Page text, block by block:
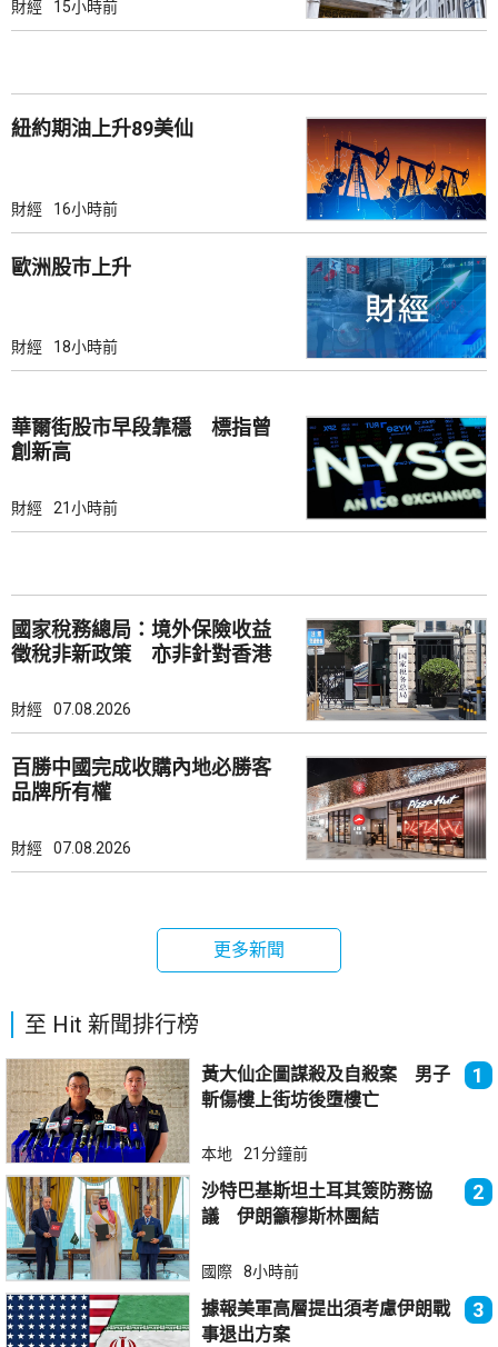
財經 15小時前
紐約期油上升89美仙
財經 16小時前
歐洲股巿上升
財經 18小時前
華爾街股市早段靠穩 標指曾
創新高
財經 21小時前
國家稅務總局：境外保險收益
徵稅非新政策 亦非針對香港
財經 07.08.2026
百勝中國完成收購內地必勝客
品牌所有權
財經 07.08.2026
更多新聞
至 Hit 新聞排行榜
黃大仙企圖謀殺及自殺案 男子
斬傷樓上街坊後墮樓亡
1
本地 21分鐘前
沙特巴基斯坦土耳其簽防務協
議 伊朗籲穆斯林團結
2
國際 8小時前
據報美軍高層提出須考慮伊朗戰
事退出方案
3